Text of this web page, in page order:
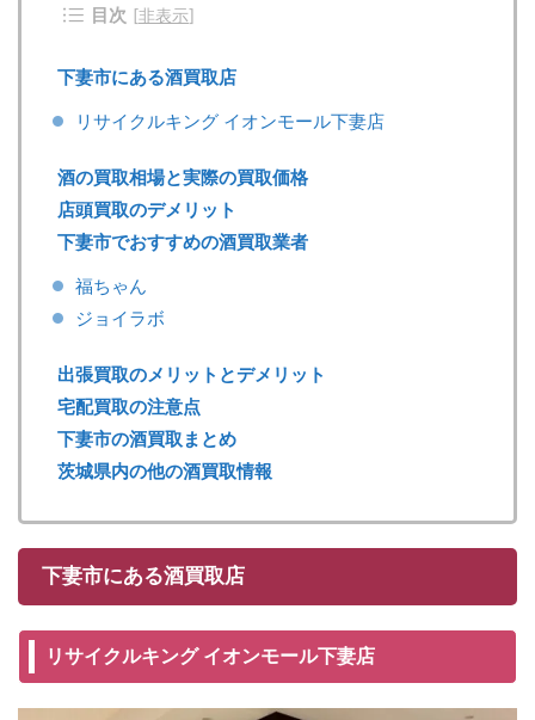
目次 [非表示]
下妻市にある酒買取店
リサイクルキング イオンモール下妻店
酒の買取相場と実際の買取価格
店頭買取のデメリット
下妻市でおすすめの酒買取業者
福ちゃん
ジョイラボ
出張買取のメリットとデメリット
宅配買取の注意点
下妻市の酒買取まとめ
茨城県内の他の酒買取情報
下妻市にある酒買取店
リサイクルキング イオンモール下妻店